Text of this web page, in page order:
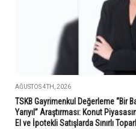
AĞUSTOS 4TH, 2026
TSKB Gayrimenkul Değerleme “Bir
Yarıyıl” Araştırması: Konut
El ve İpotekli Satışlarda Sınırlı